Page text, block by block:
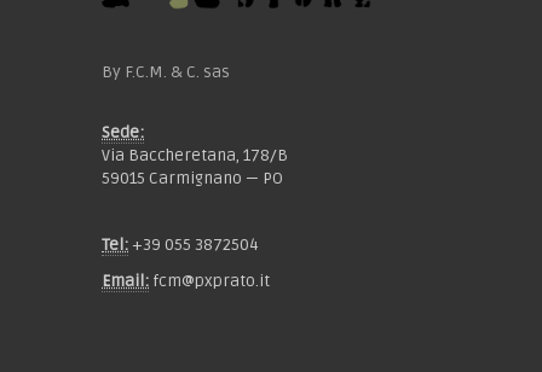
By F.C.M. & C. sas
Sede:
Via Baccheretana, 178/B
59015 Carmignano — PO
Tel: +39 055 3872504
Email: fcm@pxprato.it